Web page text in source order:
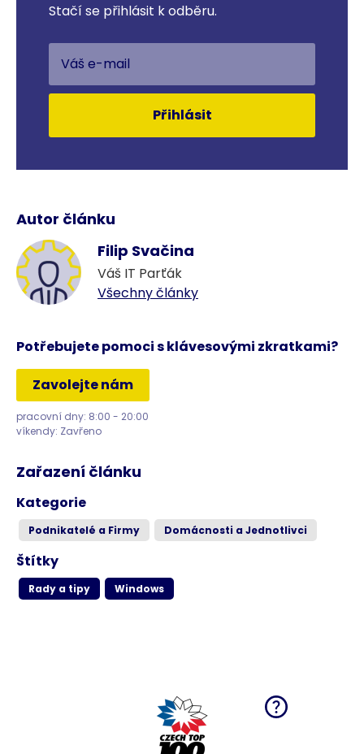
Stačí se přihlásit k odběru.
Přihlásit
Autor článku
Filip Svačina
Váš IT Parťák
Všechny články
Potřebujete pomoci s klávesovými zkratkami?
Zavolejte nám
pracovní dny: 8:00 - 20:00
víkendy: Zavřeno
Zařazení článku
Kategorie
Podnikatelé a Firmy Domácnosti a Jednotlivci
Štítky
Rady a tipy Windows